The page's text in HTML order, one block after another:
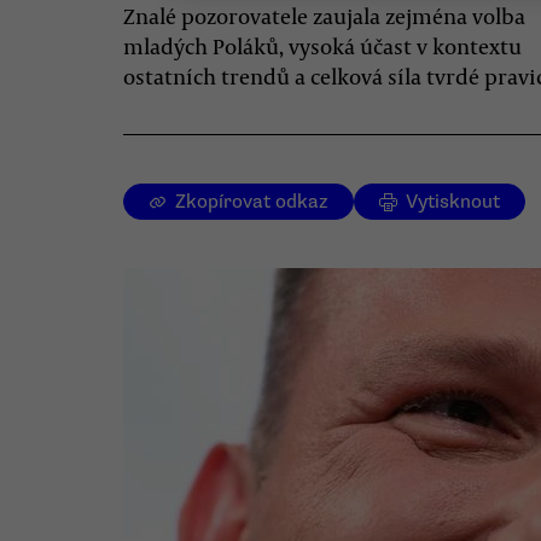
Znalé pozorovatele zaujala zejména volba
mladých Poláků, vysoká účast v kontextu
ostatních trendů a celková síla tvrdé
Zkopírovat odkaz Vytisknout